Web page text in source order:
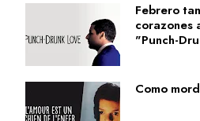
Febrero
corazones
"Punch-
Como